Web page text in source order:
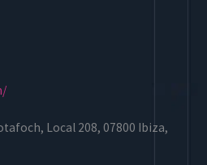
Local 208, 07800 Ibiza,